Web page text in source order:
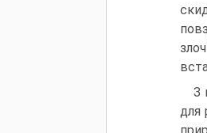
З
для